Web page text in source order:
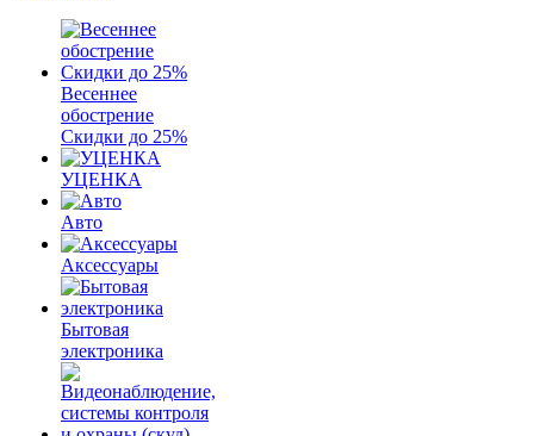
Весеннее
обострение
Скидки до 25%
УЦЕНКА
Авто
Аксессуары
Бытовая
электроника